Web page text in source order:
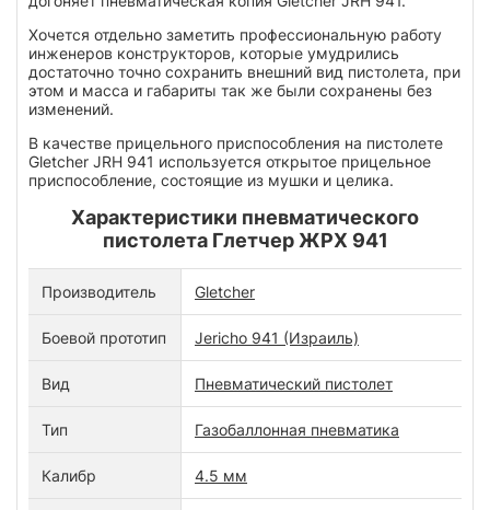
Хочется отдельно заметить профессиональную работу
инженеров конструкторов, которые умудрились
достаточно точно сохранить внешний вид пистолета, при
этом и масса и габариты так же были сохранены без
изменений.
В качестве прицельного приспособления на пистолете
Gletcher JRH 941 используется открытое прицельное
приспособление, состоящие из мушки и целика.
Характеристики пневматического
пистолета Глетчер ЖРХ 941
Производитель Gletcher
Боевой прототип Jericho 941 (Израиль)
Вид Пневматический пистолет
Тип Газобаллонная пневматика
Калибр 4.5 мм